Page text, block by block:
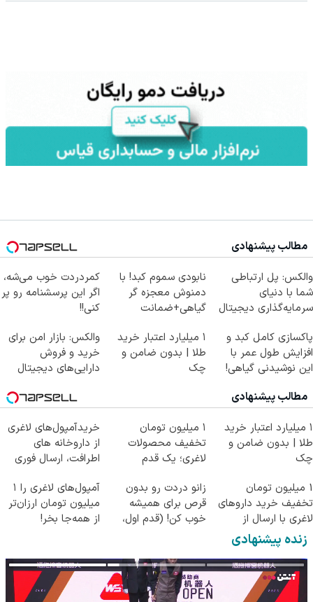
مطالب پیشنهادی
والکس: پل ارتباطی
شما با دنیای
سرمایه‌گذاری دیجیتال
نابودی سموم کبد! با
دمنوش معجزه گر
گیاهی+ضمانت
کمردردت خوب می‌شه،
اگر این پرسشنامه رو پر
کنی!!
پاکسازی کامل کبد و
افزایش طول عمر با
این نوشیدنی گیاهی!
۱ میلیارد اعتبار خرید
طلا | بدون ضامن و
چک
والکس: بازار امن برای
خرید و فروش
دارایی‌های دیجیتال
مطالب پیشنهادی
۱ میلیارد اعتبار خرید
طلا | بدون ضامن و
چک
۱ میلیون تومان
تخفیف محصولات
لاغری؛ یک قدم
کاهش وزن
خریدآمپول‌های لاغری
از داروخانه های
اطرافت، ارسال فوری
1 میلیون تومان
تخفیف خرید داروهای
لاغری با ارسال از
داروخانه و پک یخ!
زانو دردت رو بدون
قرص برای همیشه
خوب کن! (قدم اول،
آمپول‌های لاغری را ۱
میلیون تومان ارزان‌تر
از همه‌جا بخر!
زنده پیشنهادی